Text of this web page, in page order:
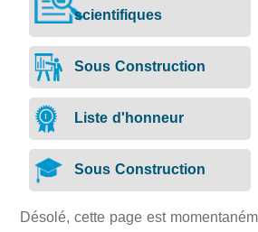
scientifiques
Sous Construction
Liste d'honneur
Sous Construction
Désolé, cette page est